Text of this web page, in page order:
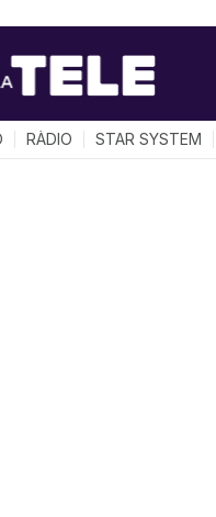
RÀDIO STAR SYSTEM